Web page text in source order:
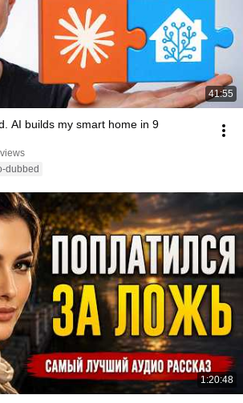
41:55
AI builds my smart home in 9
dubbed
1:20:48